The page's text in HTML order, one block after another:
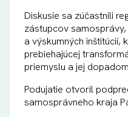
Diskusie sa zúčastnili
zástupcov
a výskumných inštitúcií,
prebiehajúcej
priemyslu a jej
Podujatie otvoril
samosprávneho kraja